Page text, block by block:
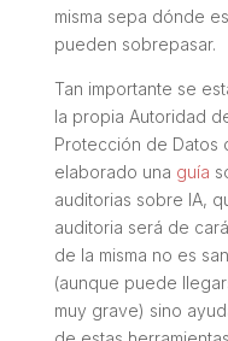
misma sepa dónde
pueden sobrepasar.
Tan importante se
la propia Autoridad
Protección de Datos
elaborado una guía
auditorias sobre IA,
auditoria será de
de la misma no es
(aunque puede
muy grave) sino